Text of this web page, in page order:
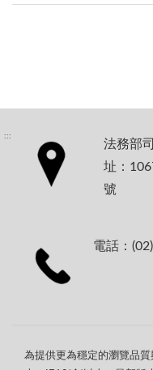
:::
法務部
址：
號
電話：
為提供更為穩定的瀏覽品